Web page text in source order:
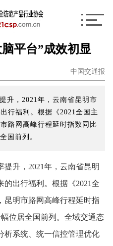
平台”成效初显
中国交通报
升，2021年，云南省昆明市
行福利。根据《2021全国主
路网高峰行程延时指数同比
国前列。
升，2021年，云南省昆明
出行福利。根据《2021全
昆明市路网高峰行程延时指
位居全国前列。全域交通态
析系统、统一信控管理优化